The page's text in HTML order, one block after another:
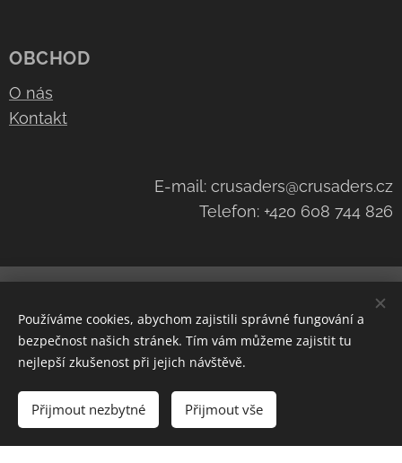
Do košíku
OBCHOD
O nás
Kontakt
E-mail: crusaders@crusaders.cz
Telefon: +420 608 744 826
Měna
CZK Kč
EUR €
Používáme cookies, abychom zajistili správné fungování a
bezpečnost našich stránek. Tím vám můžeme zajistit tu
nejlepší zkušenost při jejich návštěvě.
Přijmout nezbytné Přijmout vše